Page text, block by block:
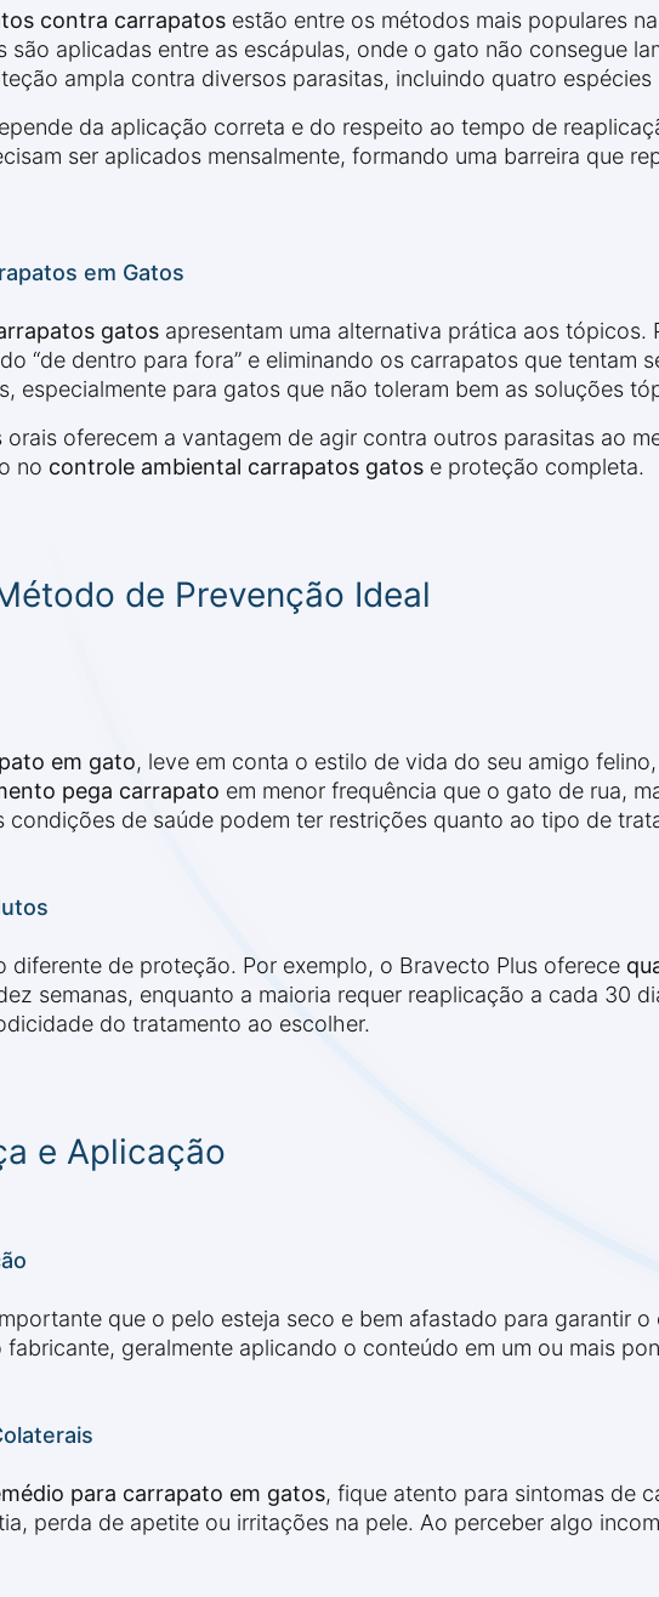
contra carrapatos estão entre os métodos mais populares
são aplicadas entre as escápulas, onde o gato não consegue
ampla contra diversos parasitas, incluindo quatro
da aplicação correta e do respeito ao tempo de
ser aplicados mensalmente, formando uma barreira que
em Gatos
gatos apresentam uma alternativa prática aos
“de dentro para fora” e eliminando os carrapatos que tentam
especialmente para gatos que não toleram bem as soluções
oferecem a vantagem de agir contra outros parasitas ao
no controle ambiental carrapatos gatos e proteção completa.
de Prevenção Ideal
em gato, leve em conta o estilo de vida do seu amigo
pega carrapato em menor frequência que o gato de rua,
de saúde podem ter restrições quanto ao tipo de
diferente de proteção. Por exemplo, o Bravecto Plus oferece
semanas, enquanto a maioria requer reaplicação a cada 30
do tratamento ao escolher.
e Aplicação
que o pelo esteja seco e bem afastado para garantir
fabricante, geralmente aplicando o conteúdo em um ou mais
para carrapato em gatos, fique atento para sintomas de
perda de apetite ou irritações na pele. Ao perceber algo